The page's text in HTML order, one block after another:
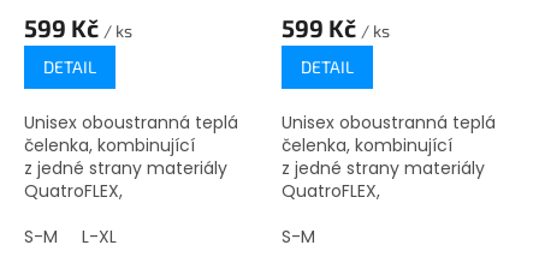
599 Kč / ks
DETAIL
Unisex oboustranná teplá
čelenka, kombinující
z jedné strany materiály
QuatroFLEX,
z druhé strany QuatroFLEX
S-M L-XL
599 Kč / ks
DETAIL
Unisex oboustranná teplá
čelenka, kombinující
z jedné strany materiály
QuatroFLEX,
z druhé strany QuatroFLEX
S-M